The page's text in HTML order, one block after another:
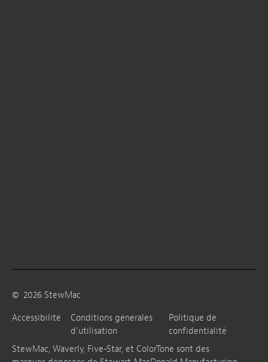
© 2026 StewMac
Accessibilité
Conditions générales
d’utilisation
Politique de
confidentialité
StewMac, Waverly, Five-Star, et ColorTone sont des